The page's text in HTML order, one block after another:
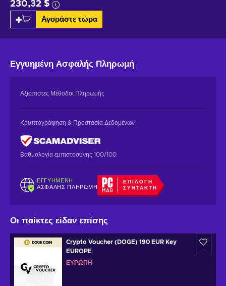
230,32 $
Αγοράστε τώρα
Εγγυημένη Ασφαλής Πληρωμή
Αξιόπιστες Μέθοδοι Πληρωμής
Κρυπτογράφηση & Προστασία Δεδομένων
Βαθμολογία εμπιστοσύνης 100/100
ΕΓΓΥΗΜΈΝΗ
ΑΣΦΑΛΉΣ ΠΛΗΡΩΜΉ
ΕΠΙΛΟΓΉ
ΣΥΝΤΆΚΤΗ
Οι παίκτες είδαν επίσης
Crypto Voucher (DOGE) 190 EUR Key
EUROPE
ΕΥΡΏΠΗ